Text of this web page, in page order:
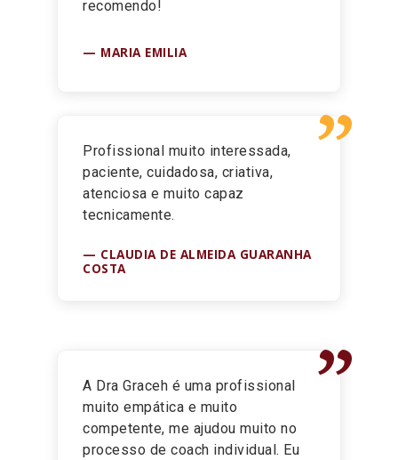
recomendo!
MARIA EMILIA
”
Profissional muito interessada,
paciente, cuidadosa, criativa,
atenciosa e muito capaz
tecnicamente.
CLAUDIA DE ALMEIDA GUARANHA
COSTA
”
A Dra Graceh é uma profissional
muito empática e muito
competente, me ajudou muito no
processo de coach individual. Eu